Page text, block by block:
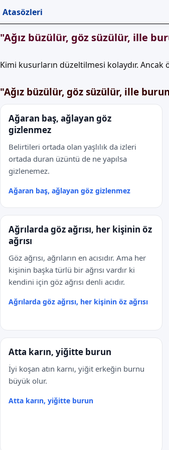
Atasözleri
"Ağız büzülür, göz süzülür, ille
Kimi kusurların düzeltilmesi kolaydır.
"Ağız büzülür, göz süzülür, ille
Ağaran baş, ağlayan göz
gizlenmez
Belirtileri ortada olan yaşlılık da izleri
ortada duran üzüntü de ne yapılsa
gizlenemez.
Ağaran baş, ağlayan göz gizlenmez
Ağrılarda göz ağrısı, her kişinin öz
ağrısı
Göz ağrısı, ağrıların en acısıdır. Ama her
kişinin başka türlü bir ağrısı vardır ki
kendini için göz ağrısı denli acıdır.
Ağrılarda göz ağrısı, her kişinin öz ağrısı
Atta karın, yiğitte burun
İyi koşan atın karnı, yiğit erkeğin burnu
büyük olur.
Atta karın, yiğitte burun